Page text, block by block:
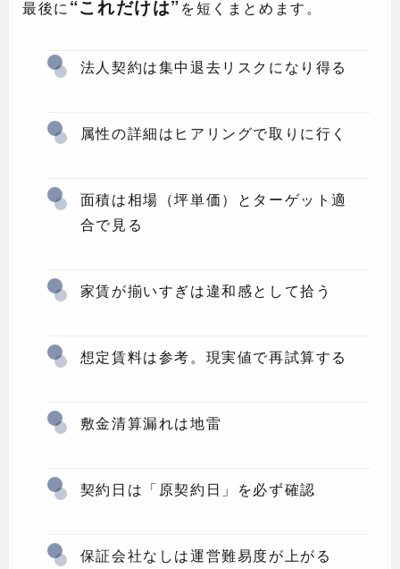
最後に“これだけは”を短くまとめます。
法人契約は集中退去リスクになり得る
属性の詳細はヒアリングで取りに行く
面積は相場（坪単価）とターゲット適
合で見る
家賃が揃いすぎは違和感として拾う
想定賃料は参考。現実値で再試算する
敷金清算漏れは地雷
契約日は「原契約日」を必ず確認
保証会社なしは運営難易度が上がる